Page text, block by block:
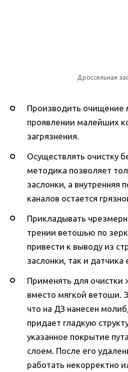
Дроссельная
Производить очищение
проявлении малейших
загрязнения.
Осуществлять очистку
методика позволяет
заслонки, а внутренняя
каналов остается
Прикладывать
трении ветошью по
привести к выводу из
заслонки, так и
Применять для очистки
вместо мягкой ветоши.
что на ДЗ нанесен
придает гладкую
указанное покрытие
слоем. После его
работать некорректно